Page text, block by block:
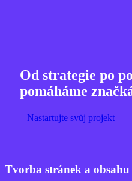
Od strategie po
pomáháme
Nastartujte svůj projekt
Tvorba stránek a obsahu